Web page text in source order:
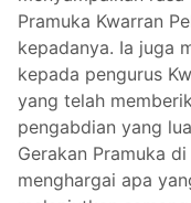
Pramuka Kwarran
kepadanya. Ia juga
kepada pengurus
yang telah
pengabdian yang
Gerakan Pramuka
menghargai apa